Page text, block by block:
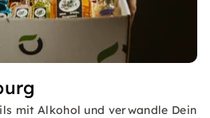
mit Alkohol und verwandle Dein